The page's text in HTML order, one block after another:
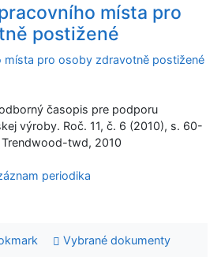
místa pro
postižené
místa pro osoby zdravotně postižené
časopis pre podporu
výroby. Roč. 11, č. 6 (2010), s. 60-
Trendwood-twd, 2010
periodika
Vybrané dokumenty